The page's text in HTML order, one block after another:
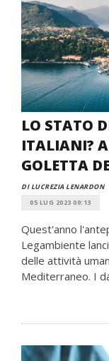
LO STATO
ITALIANI?
GOLETTA
DI LUCREZIA LENARDON
05 LUG 2023 09:13
Quest'anno
Legambiente
delle attività
Mediterraneo. I